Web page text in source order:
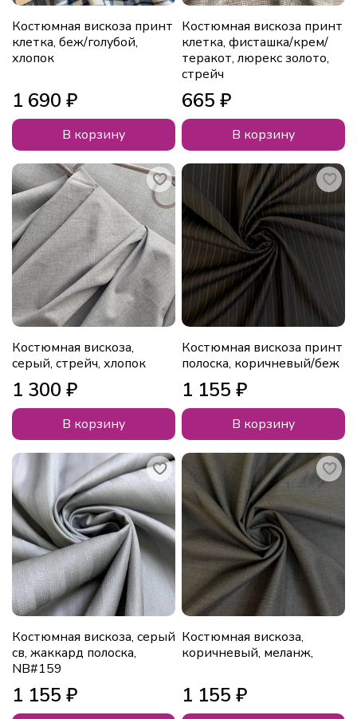
Костюмная вискоза принт
клетка, беж/голубой,
хлопок
1 690 ₽
В корзину
Костюмная вискоза принт
клетка, фисташка/крем/
теракот, люрекс золото,
стрейч
665 ₽
В корзину
Костюмная вискоза,
серый, стрейч, хлопок
1 300 ₽
В корзину
Костюмная вискоза принт
полоска, коричневый/беж
1 155 ₽
В корзину
Костюмная вискоза, серый
св, жаккард полоска,
NB#159
1 155 ₽
Костюмная вискоза,
коричневый, меланж,
1 155 ₽